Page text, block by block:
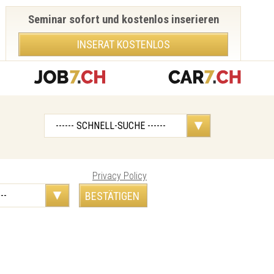
Seminar sofort und kostenlos inserieren
INSERAT KOSTENLOS
Privacy Policy